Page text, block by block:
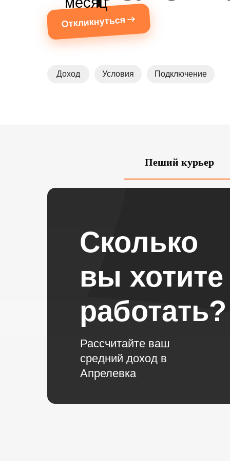
Откликнуться
Доход Условия Подключение
Пеший курьер
Сколько
вы хотите
работать?
Рассчитайте ваш
средний доход в
Апрелевка